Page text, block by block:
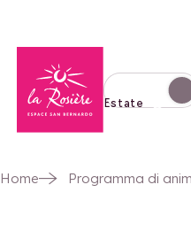
Estate
Home Programma di